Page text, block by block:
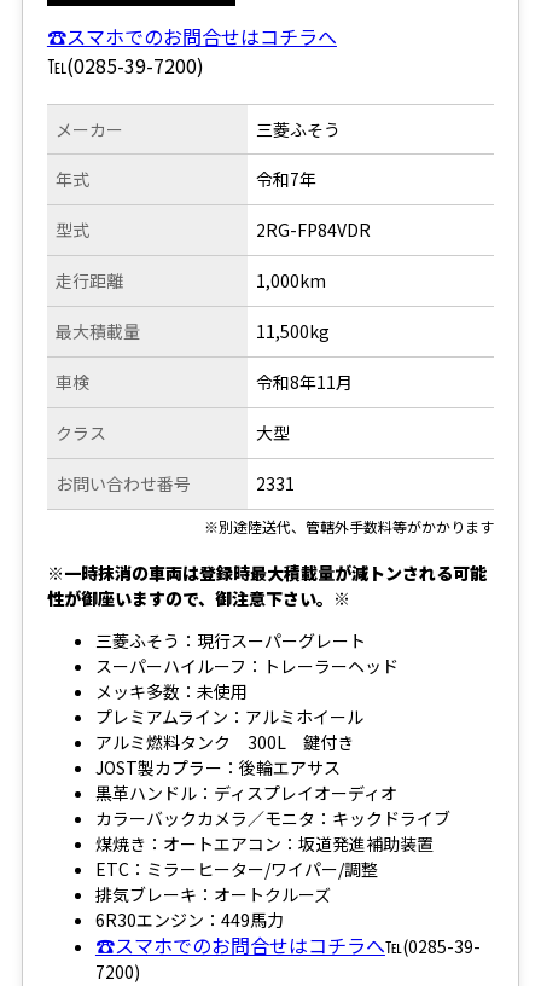
☎スマホでのお問合せはコチラへ
℡(0285-39-7200)
メーカー
年式
型式
走行距離
三菱ふそう
令和7年
2RG-FP84VDR
1,000km
最大積載量
車検
クラス
お問い合わせ番号
11,500kg
令和8年11月
大型
2331
※別途陸送代、管轄外手数料等がかかります
※一時抹消の車両は登録時最大積載量が減トンされる可能
性が御座いますので、御注意下さい。※
三菱ふそう：現行スーパーグレート
スーパーハイルーフ：トレーラーヘッド
メッキ多数：未使用
プレミアムライン：アルミホイール
アルミ燃料タンク 300L 鍵付き
JOST製カプラー：後輪エアサス
黒革ハンドル：ディスプレイオーディオ
カラーバックカメラ／モニタ：キックドライブ
煤焼き：オートエアコン：坂道発進補助装置
ETC：ミラーヒーター/ワイパー/調整
排気ブレーキ：オートクルーズ
6R30エンジン：449馬力
☎スマホでのお問合せはコチラへ℡(0285-39-
7200)